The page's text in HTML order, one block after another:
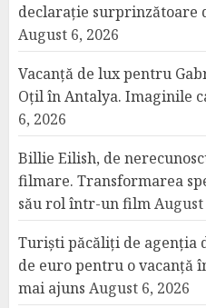
declarație surprinzătoare
August 6, 2026
Vacanță de lux pentru
Oțil în Antalya. Imaginile
6, 2026
Billie Eilish, de
filmare. Transformarea
său rol într-un filmAugust
Turiști păcăliți de agenția
de euro pentru o vacanță
mai ajuns August 6, 2026